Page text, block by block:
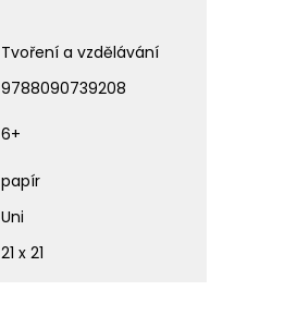
Tvoření a vzdělávání
9788090739208
6+
papír
Uni
21 x 21